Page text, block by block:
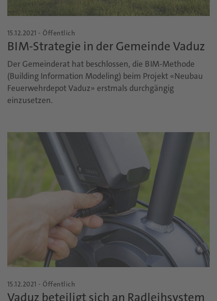
15.12.2021 - Öffentlich
BIM-Strategie in der Gemeinde Vaduz
Der Gemeinderat hat beschlossen, die BIM-Methode
(Building Information Modeling) beim Projekt «Neubau
Feuerwehrdepot Vaduz» erstmals durchgängig
einzusetzen.
15.12.2021 - Öffentlich
Vaduz beteiligt sich an Radleihsystem